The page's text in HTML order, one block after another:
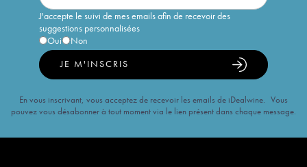
J'accepte le suivi de mes emails afin de recevoir des
suggestions personnalisées
Oui
Non
JE M'INSCRIS
En vous inscrivant, vous acceptez de recevoir les emails de iDealwine. Vous
pouvez vous désabonner à tout moment via le lien présent dans chaque message.